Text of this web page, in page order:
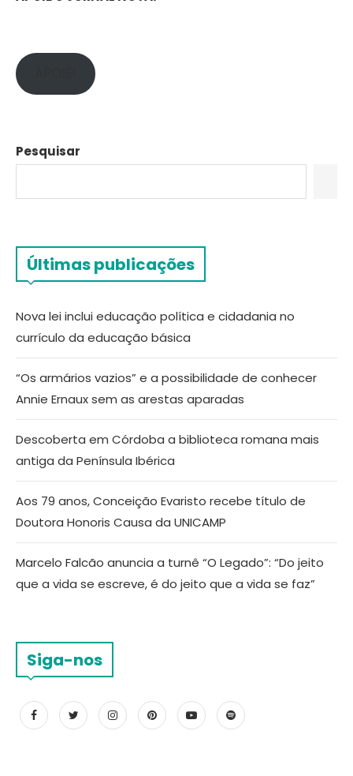
Pesquisar
Últimas publicações
Nova lei inclui educação política e cidadania no
currículo da educação básica
“Os armários vazios” e a possibilidade de conhecer
Annie Ernaux sem as arestas aparadas
Descoberta em Córdoba a biblioteca romana mais
antiga da Península Ibérica
Aos 79 anos, Conceição Evaristo recebe título de
Doutora Honoris Causa da UNICAMP
Marcelo Falcão anuncia a turnê “O Legado”: “Do jeito
que a vida se escreve, é do jeito que a vida se faz”
Siga-nos